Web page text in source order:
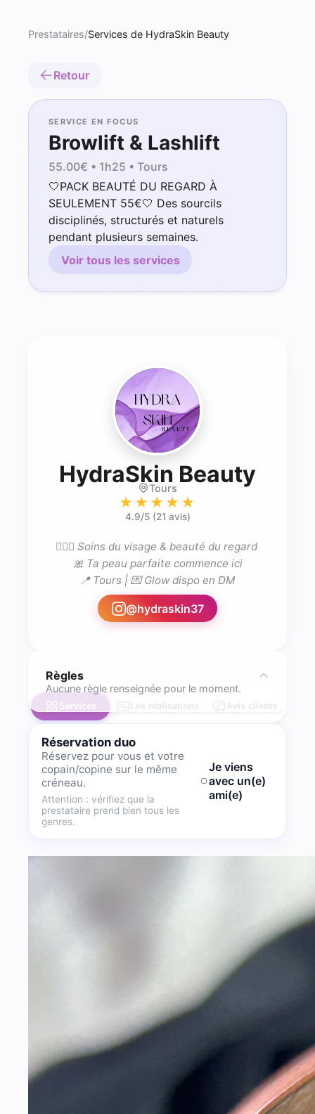
Prestataires/Services de HydraSkin Beauty
Retour
SERVICE EN FOCUS
Browlift & Lashlift
55.00€ • 1h25 • Tours
🤍PACK BEAUTÉ DU REGARD À
SEULEMENT 55€🤍 Des sourcils
disciplinés, structurés et naturels
pendant plusieurs semaines.
Voir tous les services
HydraSkin Beauty
Tours
★★★★★
4.9/5 (21 avis)
💆🏽‍♀️ Soins du visage & beauté du regard
🎀 Ta peau parfaite commence ici
📍 Tours | 💌 Glow dispo en DM
@hydraskin37
Règles
Aucune règle renseignée pour le moment.
Services Les réalisations Avis clients
Réservation duo
Réservez pour vous et votre
copain/copine sur le même
créneau.
Attention : vérifiez que la
prestataire prend bien tous les
genres.
Je viens
avec un(e)
ami(e)